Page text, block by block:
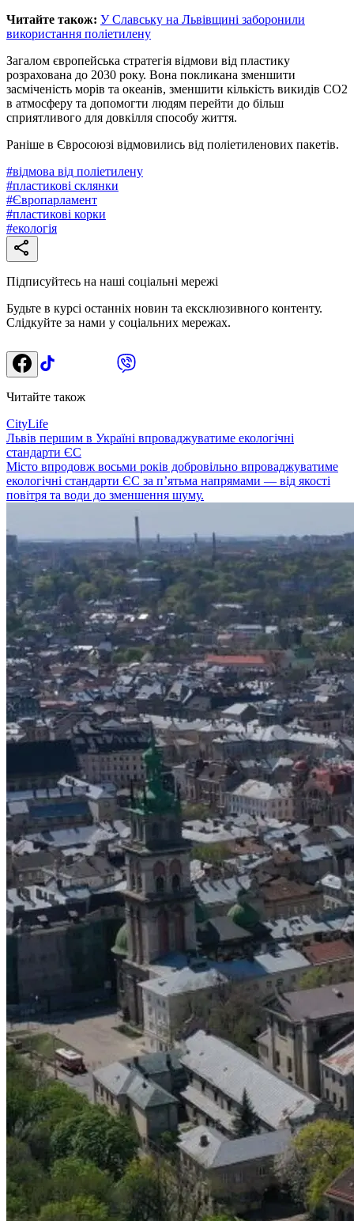
Читайте також: У Славську на Львівщині заборонили
використання поліетилену
Загалом європейська стратегія відмови від пластику
розрахована до 2030 року. Вона покликана зменшити
засміченість морів та океанів, зменшити кількість викидів СО2
в атмосферу та допомогти людям перейти до більш
сприятливого для довкілля способу життя.
Раніше в Євросоюзі відмовились від поліетиленових пакетів.
#відмова від поліетилену
#пластикові склянки
#Європарламент
#пластикові корки
#екологія
Підписуйтесь на наші соціальні мережі
Будьте в курсі останніх новин та ексклюзивного контенту.
Слідкуйте за нами у соціальних мережах.
Читайте також
CityLife
Львів першим в Україні впроваджуватиме екологічні
стандарти ЄС
Місто впродовж восьми років добровільно впроваджуватиме
екологічні стандарти ЄС за п’ятьма напрямами — від якості
повітря та води до зменшення шуму.